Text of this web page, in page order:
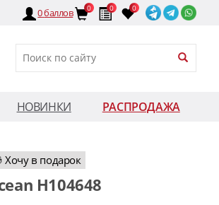
0баллов 0 0 0
НОВИНКИ
РАСПРОДАЖА
Хочу в подарок
H104648